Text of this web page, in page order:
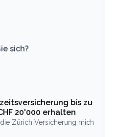
sich?
bis zu
20'000 erhalten
Zürich Versicherung mich